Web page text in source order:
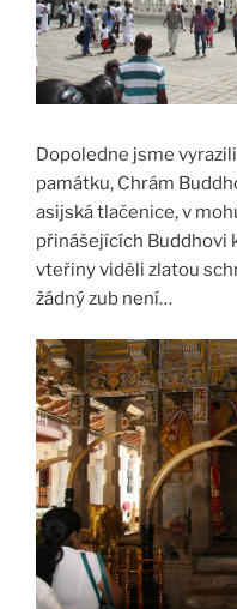
Dopoledne jsme
památku, Chrám
asijská tlačenice, v
přinášejících Buddhovi
vteřiny viděli zlatou
žádný zub není…